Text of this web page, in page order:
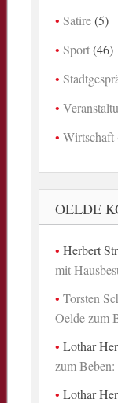
Satire(5)
Sport(46)
Wirtschaft
OELDE
Herbert
mit
Torsten
Oelde zum
Lothar
zum
Lothar